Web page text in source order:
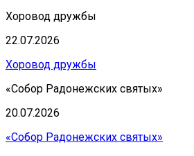
Хоровод дружбы
22.07.2026
Хоровод дружбы
«Собор Радонежских святых»
20.07.2026
«Собор Радонежских святых»